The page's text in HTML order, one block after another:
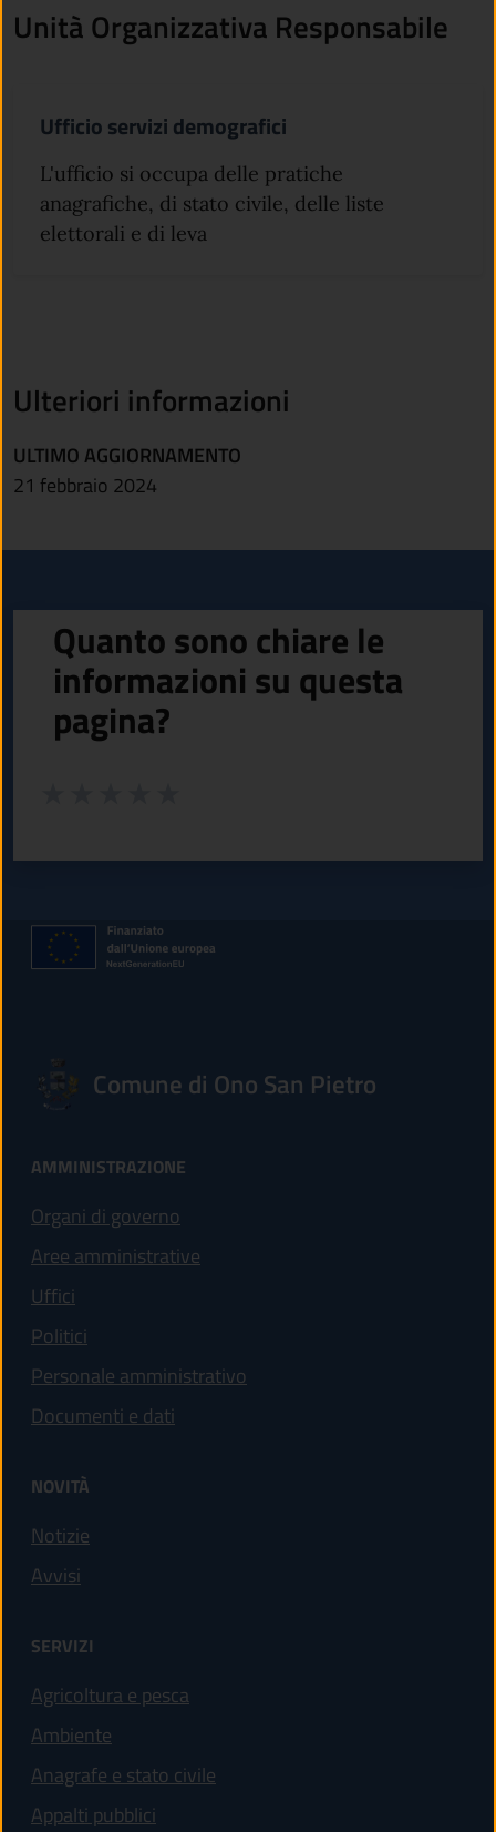
Unità Organizzativa Responsabile
Ufficio servizi demografici
L'ufficio si occupa delle pratiche
anagrafiche, di stato civile, delle liste
elettorali e di leva
Ulteriori informazioni
ULTIMO AGGIORNAMENTO
21 febbraio 2024
Quanto sono chiare le
informazioni su questa
pagina?
Comune di Ono San Pietro
AMMINISTRAZIONE
Organi di governo
Aree amministrative
Uffici
Politici
Personale amministrativo
Documenti e dati
NOVITÀ
Notizie
Avvisi
SERVIZI
Agricoltura e pesca
Ambiente
Anagrafe e stato civile
Appalti pubblici